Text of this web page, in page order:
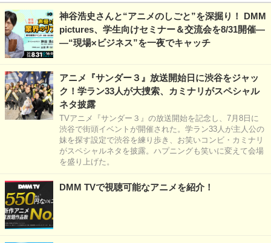
神谷浩史さんと“アニメのしごと”を深掘り！ DMM
pictures、学生向けセミナー＆交流会を8/31開催―
―“現場×ビジネス”を一夜でキャッチ
アニメ『サンダー３』放送開始日に渋谷をジャッ
ク！学ラン33人が大捜索、カミナリがスペシャル
ネタ披露
TVアニメ『サンダー３』の放送開始を記念し、7月8日に
渋谷で街頭イベントが開催された。学ラン33人が主人公の
妹を探す設定で渋谷を練り歩き、お笑いコンビ・カミナリ
がスペシャルネタを披露。ハプニングも笑いに変えて会場
を盛り上げた。
DMM TVで視聴可能なアニメを紹介！